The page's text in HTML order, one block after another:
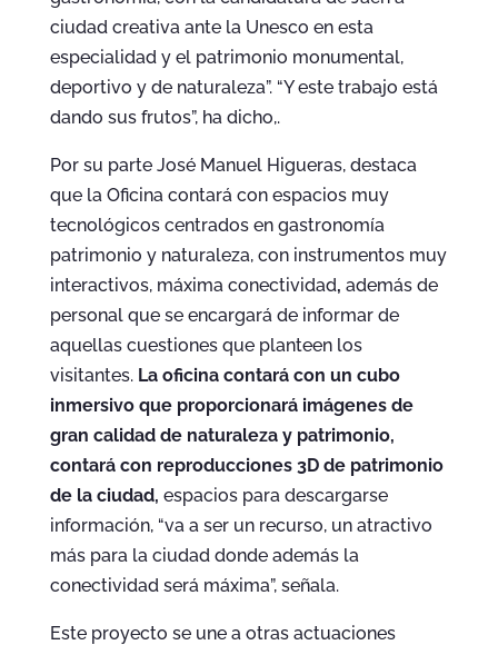
ciudad creativa ante la Unesco en esta
especialidad y el patrimonio monumental,
deportivo y de naturaleza”. “Y este trabajo está
dando sus frutos”, ha dicho,.
Por su parte José Manuel Higueras, destaca
que la Oficina contará con espacios muy
tecnológicos centrados en gastronomía
patrimonio y naturaleza, con instrumentos muy
interactivos, máxima conectividad, además de
personal que se encargará de informar de
aquellas cuestiones que planteen los
visitantes. La oficina contará con un cubo
inmersivo que proporcionará imágenes de
gran calidad de naturaleza y patrimonio,
contará con reproducciones 3D de patrimonio
de la ciudad, espacios para descargarse
información, “va a ser un recurso, un atractivo
más para la ciudad donde además la
conectividad será máxima”, señala.
Este proyecto se une a otras actuaciones